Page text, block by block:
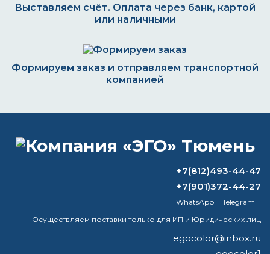
Выставляем счёт. Оплата через банк, картой
или наличными
Формируем заказ и отправляем транспортной
компанией
ВОПРОС-ОТВЕТ
В какие цвета можно патинировать
Диоксид титана в краске
Что сильнее, уайт-спирит или
+7(812)493-44-47
+7(901)372-44-27
WhatsApp
Telegram
Осуществляем поставки только для ИП и Юридических лиц
egocolor@inbox.ru